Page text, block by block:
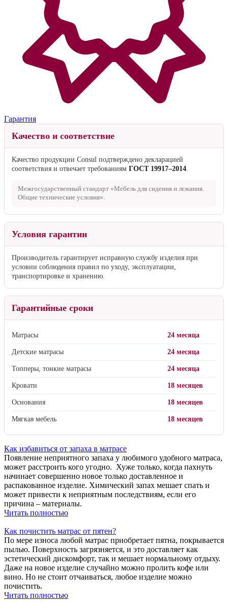
Гарантия
Качество и соответствие
Качество продукции Consul подтверждено декларацией
соответствия и отвечает требованиям ГОСТ 19917–2014.
Межгосударственный стандарт «Мебель для сидения и лежания.
Общие технические условия».
Условия гарантии
Производитель гарантирует исправную службу изделия при
условии соблюдения правил по уходу, эксплуатации,
транспортировке и хранению.
Гарантийные сроки
Матрасы 24 месяца
Детские матрасы 24 месяца
Топперы, тонкие матрасы 24 месяца
Кровати 18 месяцев
Основания 18 месяцев
Мягкая мебель 18 месяцев
Как избавиться от запаха в матрасе
Появление неприятного запаха у любимого удобного матраса,
может расстроить кого угодно. Хуже только, когда пахнуть
начинает совершенно новое только доставленное и
распакованное изделие. Химический запах мешает спать и
может привести к неприятным последствиям, если его
причина – материалы.
Читать полностью
Как почистить матрас от пятен?
По мере износа любой матрас приобретает пятна, покрывается
пылью. Поверхность загрязняется, и это доставляет как
эстетический дискомфорт, так и мешает нормальному отдыху.
Даже на новое изделие случайно можно пролить кофе или
вино. Но не стоит отчаиваться, любое изделие можно
почистить.
Читать полностью